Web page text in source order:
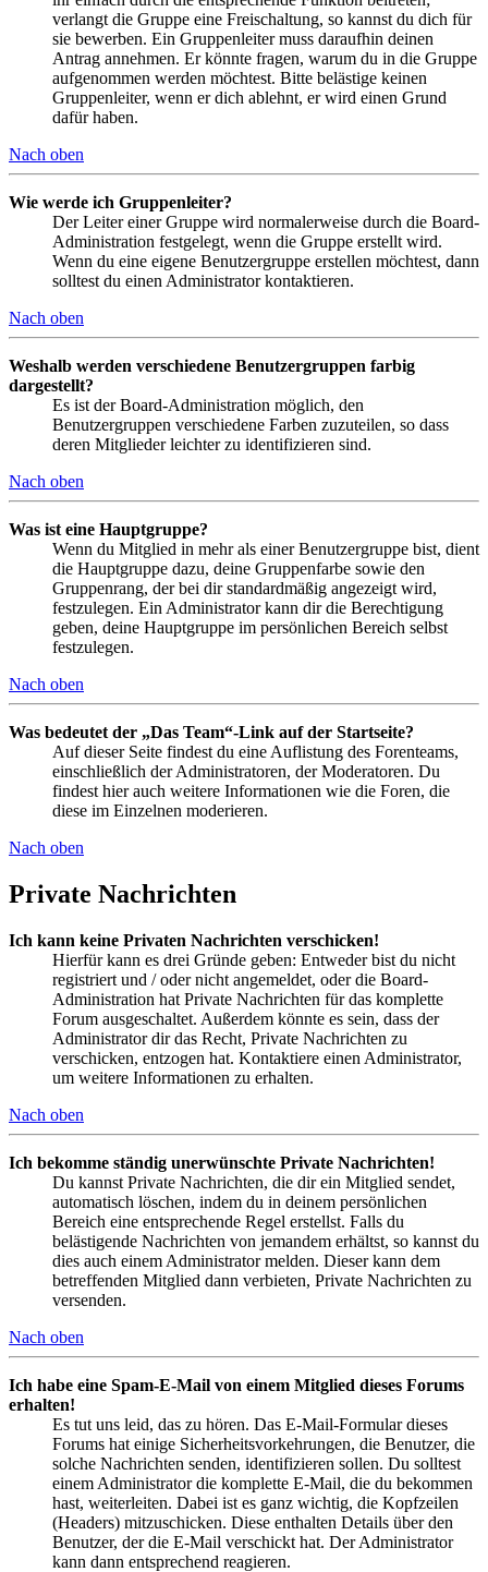
verlangt die Gruppe eine Freischaltung, so kannst du dich für
sie bewerben. Ein Gruppenleiter muss daraufhin deinen
Antrag annehmen. Er könnte fragen, warum du in die Gruppe
aufgenommen werden möchtest. Bitte belästige keinen
Gruppenleiter, wenn er dich ablehnt, er wird einen Grund
dafür haben.
Nach oben
Wie werde ich Gruppenleiter?
Der Leiter einer Gruppe wird normalerweise durch die Board-
Administration festgelegt, wenn die Gruppe erstellt wird.
Wenn du eine eigene Benutzergruppe erstellen möchtest, dann
solltest du einen Administrator kontaktieren.
Nach oben
Weshalb werden verschiedene Benutzergruppen farbig
dargestellt?
Es ist der Board-Administration möglich, den
Benutzergruppen verschiedene Farben zuzuteilen, so dass
deren Mitglieder leichter zu identifizieren sind.
Nach oben
Was ist eine Hauptgruppe?
Wenn du Mitglied in mehr als einer Benutzergruppe bist, dient
die Hauptgruppe dazu, deine Gruppenfarbe sowie den
Gruppenrang, der bei dir standardmäßig angezeigt wird,
festzulegen. Ein Administrator kann dir die Berechtigung
geben, deine Hauptgruppe im persönlichen Bereich selbst
festzulegen.
Nach oben
Was bedeutet der „Das Team“-Link auf der Startseite?
Auf dieser Seite findest du eine Auflistung des Forenteams,
einschließlich der Administratoren, der Moderatoren. Du
findest hier auch weitere Informationen wie die Foren, die
diese im Einzelnen moderieren.
Nach oben
Private Nachrichten
Ich kann keine Privaten Nachrichten verschicken!
Hierfür kann es drei Gründe geben: Entweder bist du nicht
registriert und / oder nicht angemeldet, oder die Board-
Administration hat Private Nachrichten für das komplette
Forum ausgeschaltet. Außerdem könnte es sein, dass der
Administrator dir das Recht, Private Nachrichten zu
verschicken, entzogen hat. Kontaktiere einen Administrator,
um weitere Informationen zu erhalten.
Nach oben
Ich bekomme ständig unerwünschte Private Nachrichten!
Du kannst Private Nachrichten, die dir ein Mitglied sendet,
automatisch löschen, indem du in deinem persönlichen
Bereich eine entsprechende Regel erstellst. Falls du
belästigende Nachrichten von jemandem erhältst, so kannst du
dies auch einem Administrator melden. Dieser kann dem
betreffenden Mitglied dann verbieten, Private Nachrichten zu
versenden.
Nach oben
Ich habe eine Spam-E-Mail von einem Mitglied dieses Forums
erhalten!
Es tut uns leid, das zu hören. Das E-Mail-Formular dieses
Forums hat einige Sicherheitsvorkehrungen, die Benutzer, die
solche Nachrichten senden, identifizieren sollen. Du solltest
einem Administrator die komplette E-Mail, die du bekommen
hast, weiterleiten. Dabei ist es ganz wichtig, die Kopfzeilen
(Headers) mitzuschicken. Diese enthalten Details über den
Benutzer, der die E-Mail verschickt hat. Der Administrator
kann dann entsprechend reagieren.